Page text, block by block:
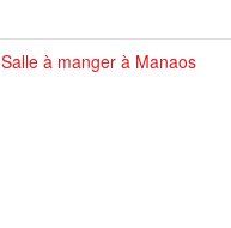
Salle à manger à Manaos